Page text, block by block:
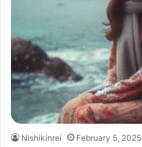
Nishikinrei February 5, 2025